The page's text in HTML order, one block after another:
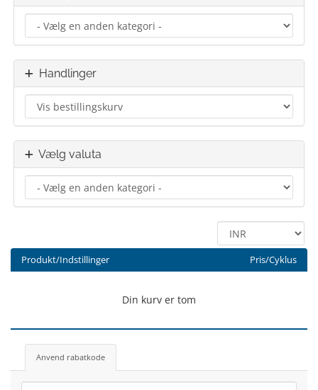
Handlinger
Vælg valuta
Produkt/Indstillinger Pris/Cyklus
Din kurv er tom
Anvend rabatkode